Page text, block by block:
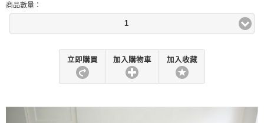
商品數量：
1
立即購買 加入購物車 加入收藏